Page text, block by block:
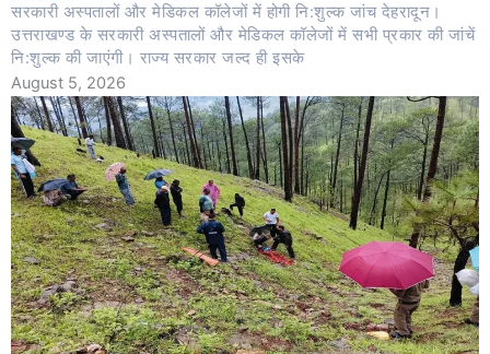
सरकारी अस्पतालों और मेडिकल कॉलेजों में होगी नि:शुल्क जांच देहरादून।
उत्तराखण्ड के सरकारी अस्पतालों और मेडिकल कॉलेजों में सभी प्रकार की जांचें
नि:शुल्क की जाएंगी। राज्य सरकार जल्द ही इसके
August 5, 2026